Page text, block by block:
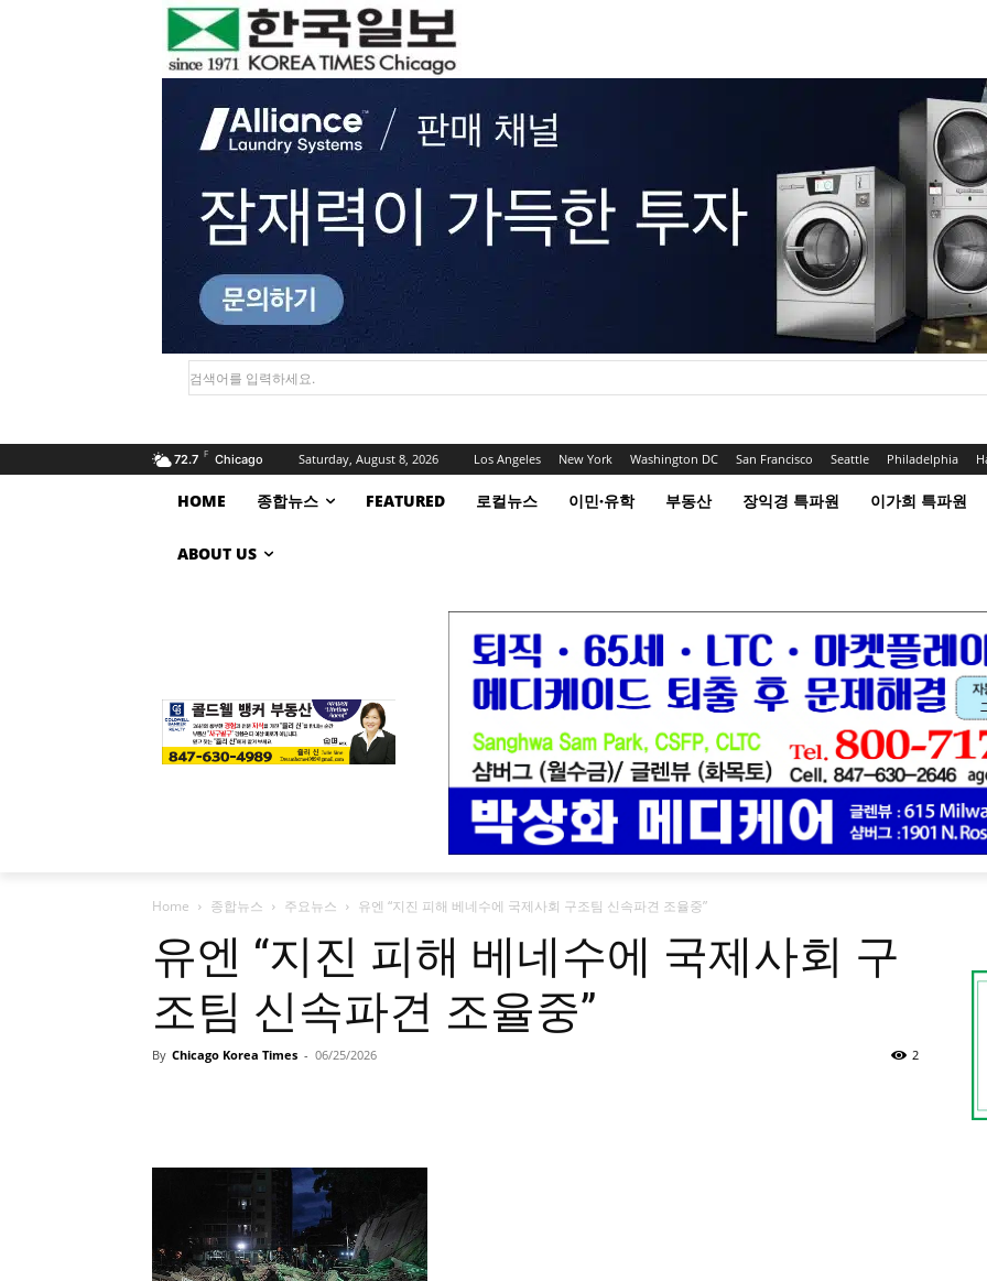
검색어를 입력하세요.
72.7 F Chicago Saturday, August 8, 2026 Los Angeles New York Washington DC San Francisco Seattle Philadelphia
HOME 종합뉴스 FEATURED 로컬뉴스 이민·유학 부동산 장익경 특파원 이가희 특파원
ABOUT US
Home 종합뉴스 주요뉴스 유엔 “지진 피해 베네수에 국제사회 구조팀 신속파견 조율중”
유엔 “지진 피해 베네수에 국제사회 구
조팀 신속파견 조율중”
By Chicago Korea Times - 06/25/2026 2